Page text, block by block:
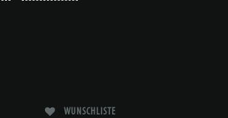
WUNSCHLISTE